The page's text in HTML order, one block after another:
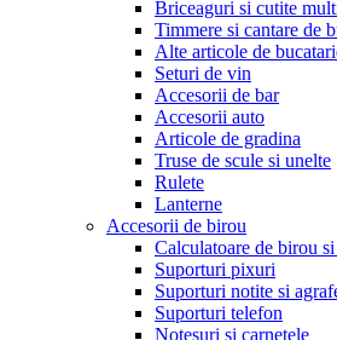
Briceaguri si cutite
Timmere si cantare de
Alte articole de
Seturi de vin
Accesorii de bar
Accesorii auto
Articole de gradina
Truse de scule si unelte
Rulete
Lanterne
Accesorii de birou
Calculatoare de birou
Suporturi pixuri
Suporturi notite si
Suporturi telefon
Notesuri si carnetele